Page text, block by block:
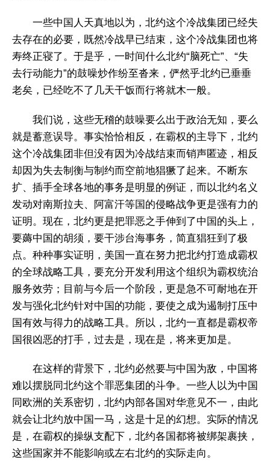
一些中国人天真地以为，北约这个冷战集团已经失
去存在的必要，既然冷战早已结束，这个冷战集团也将
寿终正寝了。于是乎，一时间什么北约“脑死亡”、“失
去行动能力”的鼓噪炒作纷至沓来，俨然乎北约已垂垂
老矣，已经吃不了几天干饭而行将就木一般。
我们说，这些无稽的鼓噪要么出于政治无知，要么
就是蓄意误导。事实恰恰相反，在霸权的主导下，北约
这个冷战集团非但没有因为冷战结束而销声匿迹，相反
却因为失去制衡与制约而空前地猖獗了起来。不断东
扩、插手全球各地的事务是明显的例证，而以北约名义
发动对南斯拉夫、阿富汗等国的侵略战争更是强有力的
证明。现在，北约更是把罪恶之手伸到了中国的头上，
要薅中国的胡须，要干涉台海事务，简直猖狂到了极
点。种种事实证明，美国一直在努力把北约打造成霸权
的全球战略工具，要充分开发利用这个组织为霸权统治
服务效劳；目前与今后一个阶段，更是急不可耐地在开
发与强化北约针对中国的功能，要使之成为遏制打压中
国有效与得力的战略工具。所以，北约一直都是霸权帝
国很凶恶的打手，过去是，现在是，将来更加是。
在这样的背景下，北约必然要与中国为敌，中国将
难以摆脱同北约这个罪恶集团的斗争。一些人以为中国
同欧洲的关系密切，北约内部各国对华意见不一，由此
就会让北约放中国一马，这是十足的幻想。实际的情况
是，在霸权的操纵支配下，北约各国都将被绑架裹挟，
这些国家并不能影响或左右北约的实际走向。